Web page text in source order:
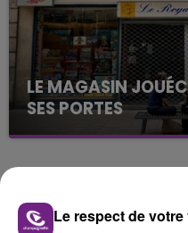
LE MAGASIN
SES PORTES
C'était l'une des
fermer ses portes.
Le respect de